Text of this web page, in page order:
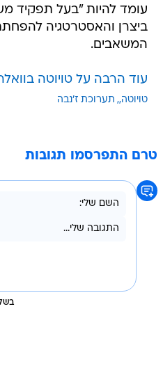
עומד להיות "בעל תפקיד
ביצרן והאסטרטגיה
המשאבים.
עוד הרבה על טויוטה
טויוטה, תערוכת ז'נבה
טרם התפרסמו תגובות